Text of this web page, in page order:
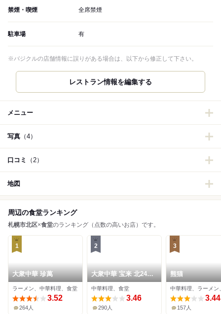
禁煙・喫煙 全席禁煙
駐車場 有
※バジクルの店舗情報に誤りがある場合は、以下から修正して下さい。
レストラン情報を編集する
メニュー
写真 （4）
口コミ （2）
地図
周辺の食堂ランキング
札幌市北区×食堂のランキング（点数の高いお店）です。
1
大衆中華 珍萬
ラーメン、中華料理、食堂
3.52
264人
2
大衆中華 宝来 北24条
店
中華料理、食堂
3.46
290人
3
熊猫
中華料理、ラーメン
3.44
157人